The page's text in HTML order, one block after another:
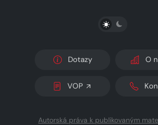
PŘEPNOUT
Dotazy O
VOP
Autorská práva k publikovaným